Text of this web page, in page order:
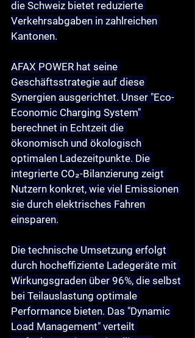
die Schweiz bietet reduzierte
Verkehrsabgaben in zahlreichen
Kantonen.
AFAX POWER hat seine
Geschäftsstrategie auf diese
Synergien ausgerichtet. Unser "Eco-
Economic Charging System"
berechnet in Echtzeit die
ökonomisch und ökologisch
optimalen Ladezeitpunkte. Die
integrierte CO₂-Bilanzierung zeigt
Nutzern konkret, wie viel Emissionen
sie durch elektrisches Fahren
einsparen.
Die technische Umsetzung erfolgt
durch hocheffiziente Ladegeräte mit
Wirkungsgraden über 96%, die selbst
bei Teilauslastung optimale
Performance bieten. Das "Dynamic
Load Management" verteilt